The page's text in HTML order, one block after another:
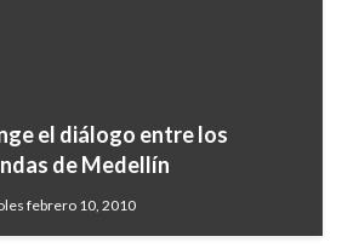
el diálogo entre los
de Medellín
febrero 10, 2010